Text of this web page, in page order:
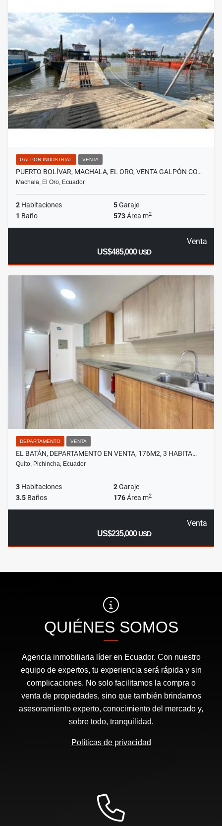
GALPON INDUSTRIAL VENTA
PUERTO BOLÍVAR, MACHALA, EL ORO, VENTA GALPÓN CO…
Machala, El Oro, Ecuador
2 Habitaciones 5Garaje
1 Baño 573Área m2
Venta
US$485,000USD
DEPARTAMENTO VENTA
EL BATÁN, DEPARTAMENTO EN VENTA, 176M2, 3 HABITA…
Quito, Pichincha, Ecuador
3 Habitaciones 2Garaje
3.5 Baños 176Área m2
Venta
US$235,000USD
QUIÉNES SOMOS
Agencia inmobiliaria líder en Ecuador. Con nuestro
equipo de expertos, tu experiencia será rápida y sin
complicaciones. No solo facilitamos la compra o
venta de propiedades, sino que también brindamos
asesoramiento experto, conocimiento del mercado y,
sobre todo, tranquilidad.
Políticas de privacidad